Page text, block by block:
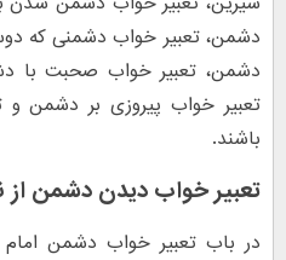
دشمن، تعبیر خواب دشمنی که
دشمن، تعبیر خواب صحبت با
تعبیر خواب پیروزی بر
باشند.
تعبیر خواب دیدن دشمن
در باب تعبیر خواب دشمن